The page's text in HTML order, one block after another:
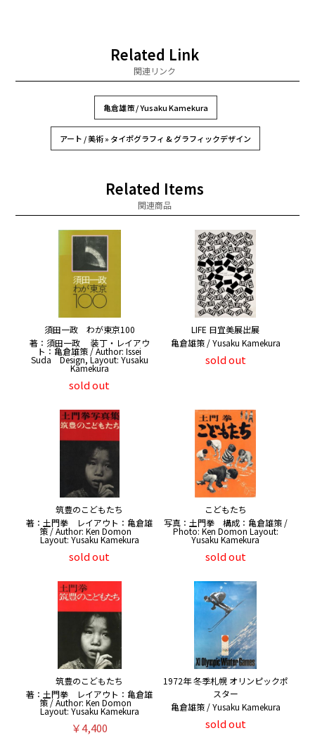
Related Link
関連リンク
亀倉雄策 / Yusaku Kamekura
アート / 美術 » タイポグラフィ & グラフィックデザイン
Related Items
関連商品
須田一政 わが東京100
著：須田一政 装丁・レイアウ
ト：亀倉雄策 / Author: Issei
Suda Design, Layout: Yusaku
Kamekura
sold out
LIFE 日宜美展出展
亀倉雄策 / Yusaku Kamekura
sold out
筑豊のこどもたち
著：土門拳 レイアウト：亀倉雄
策 / Author: Ken Domon
Layout: Yusaku Kamekura
sold out
こどもたち
写真：土門拳 構成：亀倉雄策 /
Photo: Ken Domon Layout:
Yusaku Kamekura
sold out
筑豊のこどもたち
著：土門拳 レイアウト：亀倉雄
策 / Author: Ken Domon
Layout: Yusaku Kamekura
￥4,400
1972年 冬季札幌 オリンピックポ
スター
亀倉雄策 / Yusaku Kamekura
sold out